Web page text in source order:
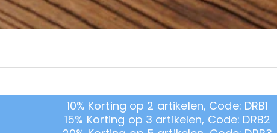
10% Korting op 2 artikelen, Code: DRB1
15% Korting op 3 artikelen, Code: DRB2